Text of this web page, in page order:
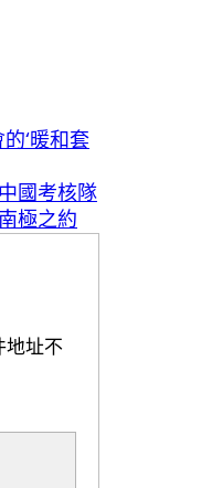
‘暖和套
國考核隊
極之約
地址不